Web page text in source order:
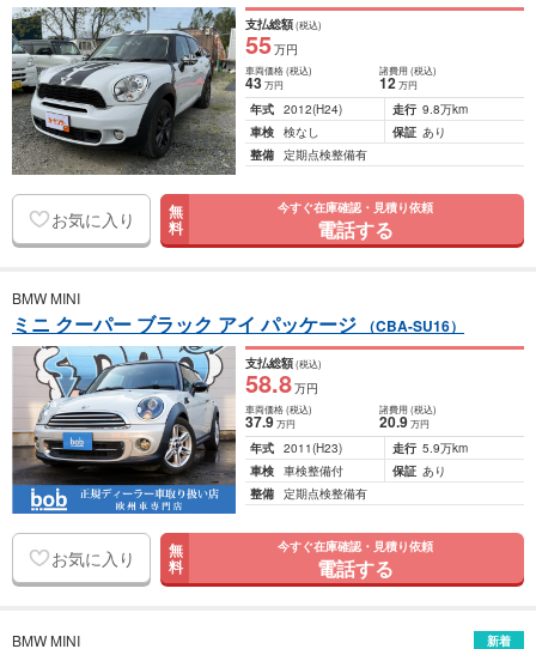
支払総額(税込)
55万円
車両価格(税込)
43万円
諸費用 (税込)
12 万円
年式 2012(H24) 走行 9.8万km
車検 検なし 保証 あり
整備 定期点検整備有
お気に入り 無
料
今すぐ在庫確認・見積り依頼
電話する
BMW MINI
ミニ クーパー ブラック アイ パッケージ （CBA-SU16）
支払総額(税込)
58.8万円
車両価格(税込)
37.9万円
諸費用 (税込)
20.9 万円
年式 2011(H23) 走行 5.9万km
車検 車検整備付 保証 あり
整備 定期点検整備有
お気に入り 無
料
今すぐ在庫確認・見積り依頼
電話する
BMW MINI 新着